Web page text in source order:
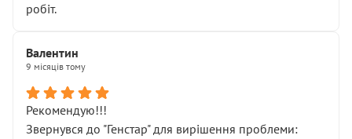
робіт.
Валентин
9 місяців тому
Рекомендую!!!
Звернувся до "Генстар" для вирішення проблеми: